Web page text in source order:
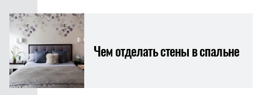
Чем отделать стены в спальне